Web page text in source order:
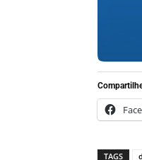
TAGS